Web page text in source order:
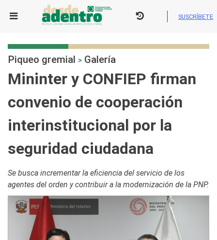
SUSCRÍBETE
Piqueo gremial > Galería
Mininter y CONFIEP firman
convenio de cooperación
interinstitucional por la
seguridad ciudadana
Se busca incrementar la eficiencia del servicio de los
agentes del orden y contribuir a la modernización de la PNP.